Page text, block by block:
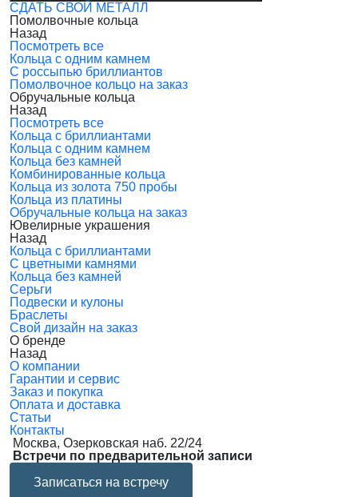
СДАТЬ СВОЙ МЕТАЛЛ
Помолвочные кольца
Назад
Посмотреть все
Кольца с одним камнем
С россыпью бриллиантов
Помолвочное кольцо на заказ
Обручальные кольца
Назад
Посмотреть все
Кольца с бриллиантами
Кольца с одним камнем
Кольца без камней
Комбинированные кольца
Кольца из золота 750 пробы
Кольца из платины
Обручальные кольца на заказ
Ювелирные украшения
Назад
Кольца с бриллиантами
С цветными камнями
Кольца без камней
Серьги
Подвески и кулоны
Браслеты
Свой дизайн на заказ
О бренде
Назад
О компании
Гарантии и сервис
Заказ и покупка
Оплата и доставка
Статьи
Контакты
Москва, Озерковская наб. 22/24
Встречи по предварительной записи
Записаться на встречу